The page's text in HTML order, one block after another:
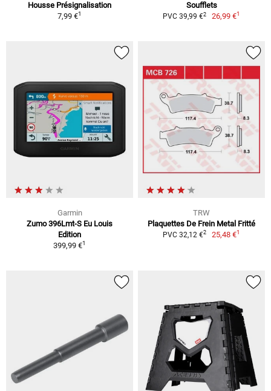
Housse Présignalisation
7,99 €1
Soufflets
PVC 39,99 €2 26,99 €1
Garmin
Zumo 396Lmt-S Eu Louis
Edition
399,99 €1
TRW
Plaquettes De Frein Metal Fritté
PVC 32,12 €2 25,48 €1